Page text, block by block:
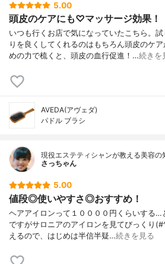
5.00
頭皮のケアにも♡マッサージ効果！
いつも行くお店で気になっていたこちら。
りを良くしてくれるのはもちろん頭皮のケ
めの力で梳くと、頭皮の血行促進！…続きを
AVEDA(アヴェダ)
パドル ブラシ
現役エステティシャンが教える美容
さっちゃん
5.00
値段◎使いやすさ◎おすすめ！
ヘアアイロンって１００００円くらいする…
ですがサロニアのアイロンを見てびっくり
えるので、はじめは半信半疑…続きを見る